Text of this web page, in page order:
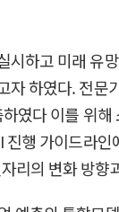
하고 미래 유
하였다. 전
였다 이를 위
행 가이드라
리의 변화 방향